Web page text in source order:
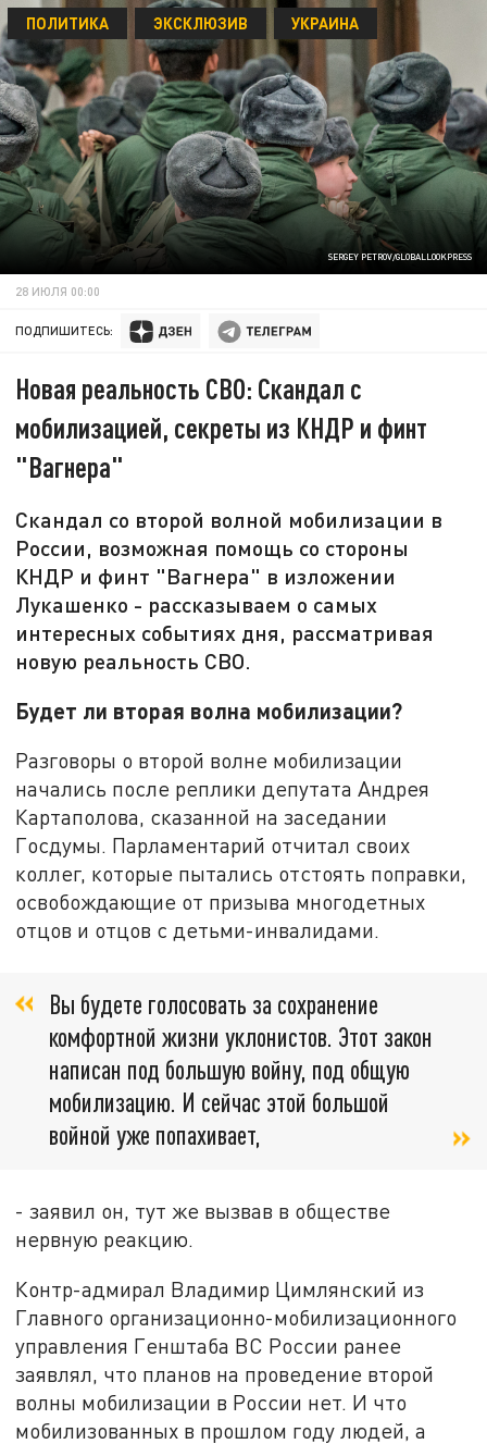
SERGEY PETROV/GLOBALLOOKPRESS
ПОЛИТИКА ЭКСКЛЮЗИВ УКРАИНА
28 ИЮЛЯ 00:00
ПОДПИШИТЕСЬ:
Новая реальность СВО: Скандал с
мобилизацией, секреты из КНДР и финт
"Вагнера"
Скандал со второй волной мобилизации в
России, возможная помощь со стороны
КНДР и финт "Вагнера" в изложении
Лукашенко - рассказываем о самых
интересных событиях дня, рассматривая
новую реальность СВО.
Будет ли вторая волна мобилизации?
Разговоры о второй волне мобилизации
начались после реплики депутата Андрея
Картаполова, сказанной на заседании
Госдумы. Парламентарий отчитал своих
коллег, которые пытались отстоять поправки,
освобождающие от призыва многодетных
отцов и отцов с детьми-инвалидами.
Вы будете голосовать за сохранение
комфортной жизни уклонистов. Этот закон
написан под большую войну, под общую
мобилизацию. И сейчас этой большой
войной уже попахивает,
- заявил он, тут же вызвав в обществе
нервную реакцию.
Контр-адмирал Владимир Цимлянский из
Главного организационно-мобилизационного
управления Генштаба ВС России ранее
заявлял, что планов на проведение второй
волны мобилизации в России нет. И что
мобилизованных в прошлом году людей, а